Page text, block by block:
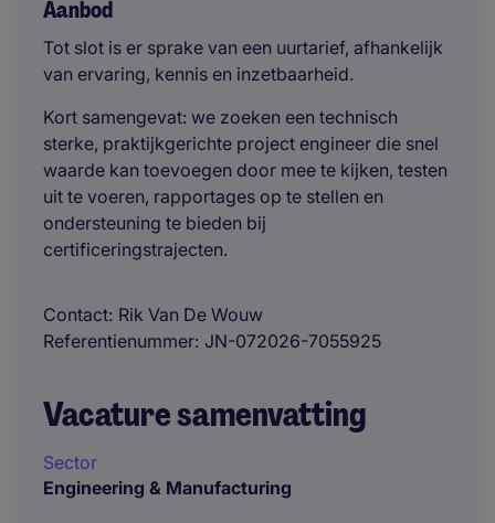
Aanbod
Tot slot is er sprake van een uurtarief, afhankelijk
van ervaring, kennis en inzetbaarheid.
Kort samengevat: we zoeken een technisch
sterke, praktijkgerichte project engineer die snel
waarde kan toevoegen door mee te kijken, testen
uit te voeren, rapportages op te stellen en
ondersteuning te bieden bij
certificeringstrajecten.
Contact Rik Van De Wouw
Referentienummer JN-072026-7055925
Vacature samenvatting
Sector
Engineering & Manufacturing